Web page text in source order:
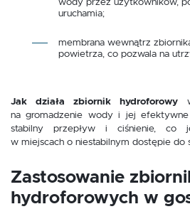
wody przez użytkowników,
uruchamia;
membrana wewnątrz
powietrza, co pozwala na
Jak działa zbiornik hydroforowy
na gromadzenie wody i jej efektywne
stabilny przepływ i ciśnienie, co
w miejscach o niestabilnym dostępie do
Zastosowanie
hydroforowych w